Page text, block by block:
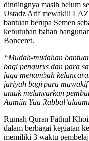
dindingnya masih belum
Ustadz Arif mewakili
bantuan berupa Semen
kebutuhan bahan
Bonceret.
“Mudah-mudahan
bagi pengurus dan para
juga menambah
jariyah bagi para
untuk melancarkan
Aamiin Yaa
Rumah Quran Fathul
dalam berbagai kegiatan
memiliki 3 waktu